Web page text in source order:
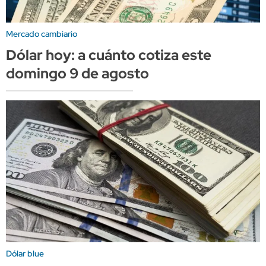
Mercado cambiario
Dólar hoy: a cuánto cotiza este
domingo 9 de agosto
Dólar blue